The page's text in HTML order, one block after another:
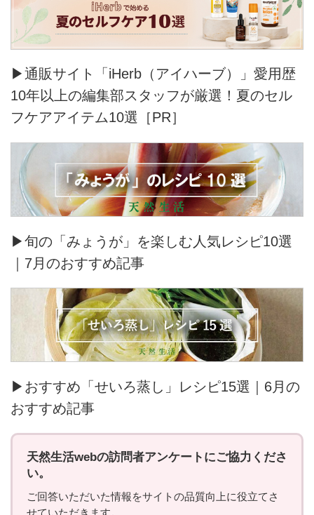
▶通販サイト「iHerb（アイハーブ）」愛用歴
10年以上の編集部スタッフが厳選！夏のセル
フケアアイテム10選［PR］
▶旬の「みょうが」を楽しむ人気レシピ10選
｜7月のおすすめ記事
▶おすすめ「せいろ蒸し」レシピ15選｜6月の
おすすめ記事